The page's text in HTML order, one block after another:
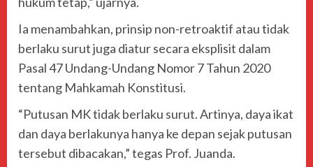
Ia menambahkan, prinsip non-retroaktif atau tidak
berlaku surut juga diatur secara eksplisit dalam
Pasal 47 Undang-Undang Nomor 7 Tahun 2020
tentang Mahkamah Konstitusi.
“Putusan MK tidak berlaku surut. Artinya, daya ikat
dan daya berlakunya hanya ke depan sejak putusan
tersebut dibacakan,” tegas Prof. Juanda.